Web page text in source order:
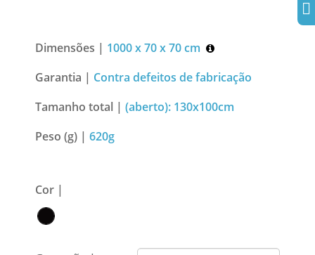
Dimensões | 1000 x 70 x 70 cm
Garantia | Contra defeitos de fabricação
Tamanho total | (aberto): 130x100cm
Peso (g) | 620g
Cor |